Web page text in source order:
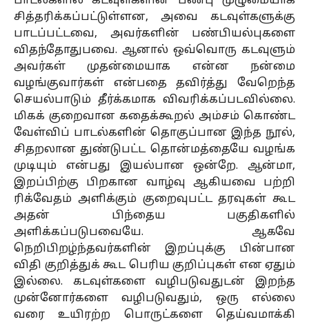
சித்தரிக்கப்பட்டுள்ளன, அவை கடவுள்களுக்கு
பாடப்பட்டவை, அவர்களின் பண்பியல்புகளை
விதந்தோதுபவை. ஆனால் ஒவ்வொரு கடவுளும்
அவர்கள் முதன்மையாக என்ன நன்மை
வழங்குவார்கள் என்பதை தவிர்த்து வேறெந்த
செயல்பாடும் தீர்க்கமாக விவரிக்கப்படவில்லை.
மிகக் குறைவான கதைக்கூறல் அம்சம் கொண்ட
வேள்விப் பாடல்களின் தொகுப்பான இந்த நூல்,
சிதறலான துண்டுபட்ட தொன்மத்தையே வழங்க
முடியும் என்பது இயல்பான ஒன்றே. ஆன்மா,
இறப்பிற்கு பிறகான வாழ்வு ஆகியவை பற்றி
ரிக்வேதம் அளிக்கும் குறைவுபட்ட தரவுகள் கூட
அதன் பிந்தைய பகுதிகளில்
அளிக்கப்படுபவையே. ஆகவே
நெறிபிறழ்ந்தவர்களின் இறப்புக்கு பின்பான
விதி குறித்துக் கூட பெரிய குறிப்புகள் என ஏதும்
இல்லை. கடவுள்களை வழிபடுவதுடன் இறந்த
முன்னோர்களை வழிபடுவதும், ஒரு எல்லை
வரை உயிரற்ற பொருட்களை தெய்வமாக்கி